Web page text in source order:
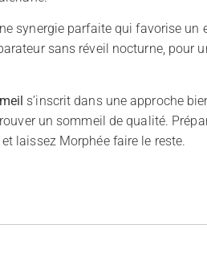
synergie parfaite qui favorise un
sans réveil nocturne, pour
s’inscrit dans une approche
un sommeil de qualité.
laissez Morphée faire le reste.